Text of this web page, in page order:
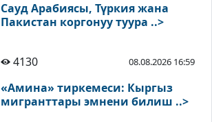
Сауд Арабиясы, Түркия жана
Пакистан коргонуу туура ..>
4130 08.08.2026 16:59
«Амина» тиркемеси: Кыргыз
мигранттары эмнени билиш ..>